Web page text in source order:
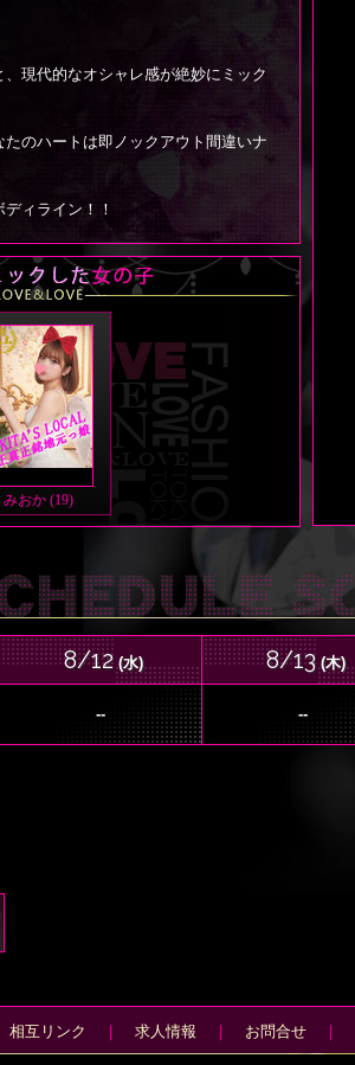
現代的なオシャレ感が絶妙にミック
のハートは即ノックアウト間違いナ
ィライン！！
、思わず手が伸びてしまう曲線美！
気さと女の子の妖艶さが奇跡的に同居
クスまで、目が離せない展開が続出だ
はただ者じゃない！！
凄い！しなやかな動きと小悪魔的なア
ラウンドに沈没！
待っている！！
のテクの三拍子！！！
す！！！！
ビューしていただくと
りますので宜しくお願い致します(^^♪
8/12(水)
--
8/13(木)
--
相互リンク ｜ 求人情報 ｜ お問合せ ｜